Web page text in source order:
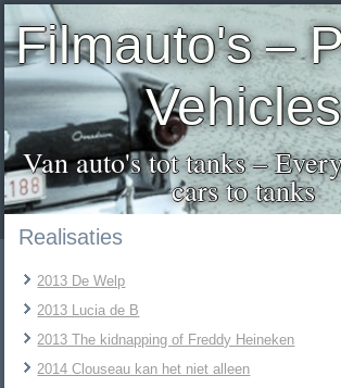
Filmauto's –
Vehicles
Van auto's tot tanks –
cars to tanks
Realisaties
2013 De Welp
2013 Lucia de B
2013 The kidnapping of Freddy Heineken
2014 Clouseau kan het niet alleen